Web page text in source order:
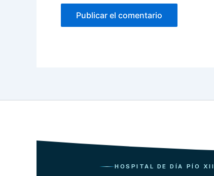
HOSPITAL DE DÍA PÍO XII